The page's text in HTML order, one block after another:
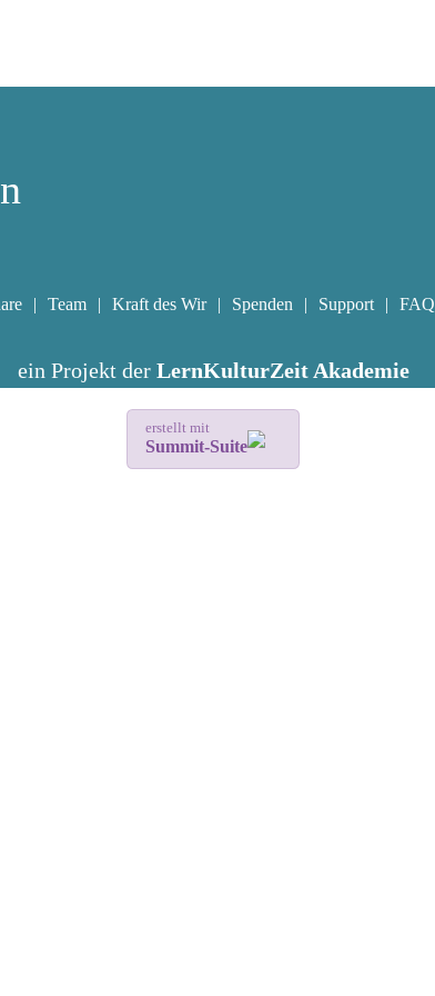
Team Kraft des Wir Spenden Support FAQ
ein Projekt der LernKulturZeit Akademie
erstellt mit
Summit-Suite